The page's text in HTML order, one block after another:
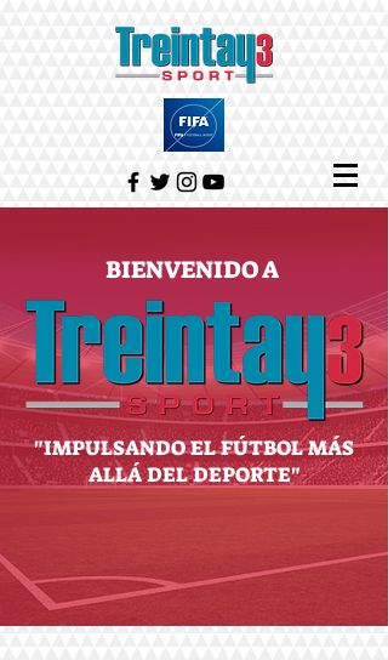
BIENVENIDO A
"IMPULSANDO EL FÚTBOL MÁS
ALLÁ DEL DEPORTE"